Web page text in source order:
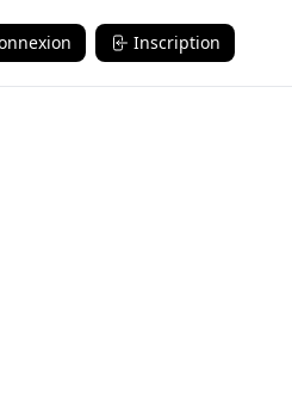
Inscription